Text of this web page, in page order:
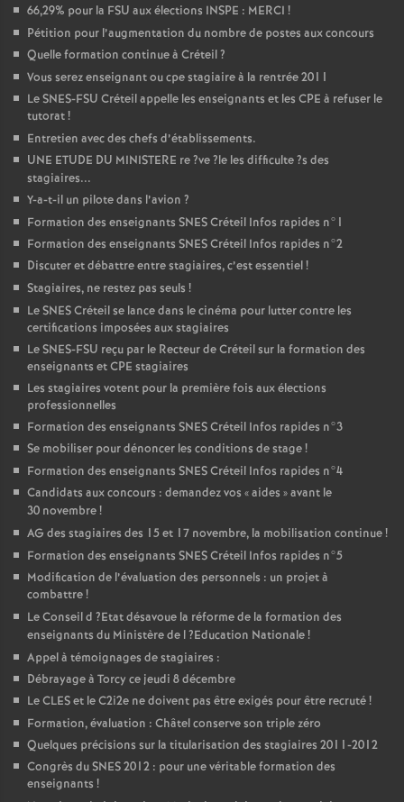
o
u
s
66,29% pour la FSU aux élections INSPE : MERCI !
Pétition pour l’augmentation du nombre de postes aux concours
Quelle formation continue à Créteil?
Vous serez enseignant ou cpe stagiaire à la rentrée 2011
LeSNES-FSU Créteil appelle les enseignants et les CPE à refuser le
tutorat!
Entretien avec des chefs d’établissements.
UNE ETUDE DU MINISTERE re?ve?le les difficulte?s des
stagiaires...
Y-a-t-il un pilote dans l’avion ?
Formation des enseignants SNESCréteil Infos rapides n°1
Formation des enseignants SNESCréteil Infos rapides n°2
Discuter et débattre entre stagiaires, c’est essentiel!
Stagiaires, ne restez pas seuls !
LeSNESCréteil se lance dans le cinéma pour lutter contre les
certifications imposées aux stagiaires
LeSNES-FSU reçu par le Recteur de Créteil sur la formation des
enseignants etCPE stagiaires
Les stagiaires votent pour la première fois aux élections
professionnelles
Formation des enseignants SNESCréteil Infos rapides n°3
Se mobiliser pour dénoncer les conditions de stage!
Formation des enseignants SNESCréteil Infos rapides n°4
Candidats aux concours : demandez vos «aides » avant le
30 novembre!
AG des stagiaires des 15 et 17 novembre, la mobilisation continue!
Formation des enseignants SNESCréteil Infos rapides n°5
Modification de l’évaluation des personnels : un projet à
combattre!
Le Conseil d ?Etat désavoue la réforme de la formation des
enseignants du Ministère de l?Education Nationale!
Appel à témoignages de stagiaires :
Débrayage à Torcy ce jeudi 8 décembre
LeCLESet le C2i2e ne doivent pas être exigés pour être recruté!
Formation, évaluation : Châtel conserve son triple zéro
Quelques précisions sur la titularisation des stagiaires 2011-2012
Congrès duSNES2012 : pour une véritable formation des
enseignants !